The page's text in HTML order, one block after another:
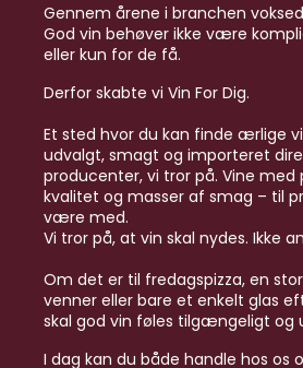
Gennem årene i branchen
God vin behøver ikke være
eller kun for de få.
Derfor skabte vi Vin For Dig.
Et sted hvor du kan finde ærlige
udvalgt, smagt og importeret
producenter, vi tror på. Vine med
kvalitet og masser af smag – til
være med.
Vi tror på, at vin skal nydes. Ikke
Om det er til fredagspizza, en
venner eller bare et enkelt glas
skal god vin føles tilgængeligt og
I dag kan du både handle hos os